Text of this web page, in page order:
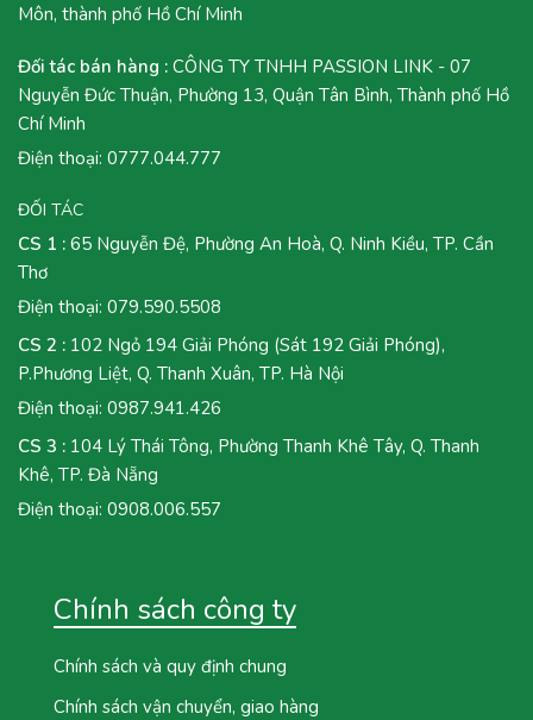
Môn, thành phố Hồ Chí Minh
Đối tác bán hàng : CÔNG TY TNHH PASSION LINK - 07
Nguyễn Đức Thuận, Phường 13, Quận Tân Bình, Thành phố Hồ
Chí Minh
Điện thoại: 0777.044.777
ĐỐI TÁC
CS 1 : 65 Nguyễn Đệ, Phường An Hoà, Q. Ninh Kiều, TP. Cần
Thơ
Điện thoại: 079.590.5508
CS 2 : 102 Ngỏ 194 Giải Phóng (Sát 192 Giải Phóng),
P.Phương Liệt, Q. Thanh Xuân, TP. Hà Nội
Điện thoại: 0987.941.426
CS 3 : 104 Lý Thái Tông, Phường Thanh Khê Tây, Q. Thanh
Khê, TP. Đà Nẵng
Điện thoại: 0908.006.557
Chính sách công ty
Chính sách và quy định chung
Chính sách vận chuyển, giao hàng